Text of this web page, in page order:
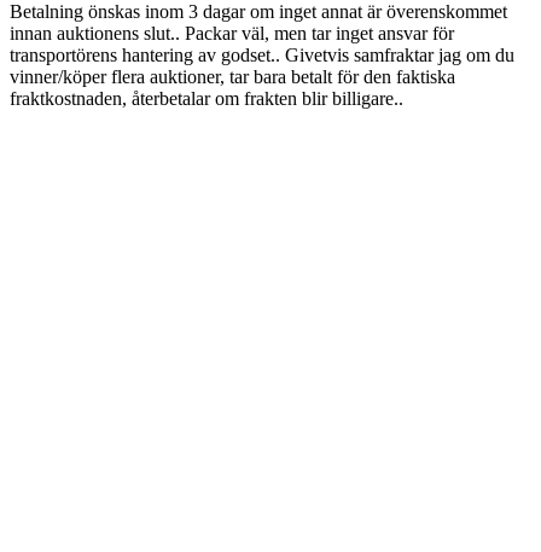
Betalning önskas inom 3 dagar om inget annat är överenskommet
innan auktionens slut.. Packar väl, men tar inget ansvar för
transportörens hantering av godset.. Givetvis samfraktar jag om du
vinner/köper flera auktioner, tar bara betalt för den faktiska
fraktkostnaden, återbetalar om frakten blir billigare..